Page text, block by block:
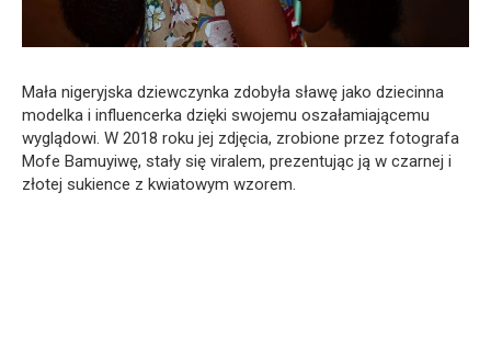
Mała nigeryjska dziewczynka zdobyła sławę jako dziecinna
modelka i influencerka dzięki swojemu oszałamiającemu
wyglądowi. W 2018 roku jej zdjęcia, zrobione przez fotografa
Mofe Bamuyiwę, stały się viralem, prezentując ją w czarnej i
złotej sukience z kwiatowym wzorem.